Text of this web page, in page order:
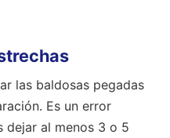
las baldosas pegadas
Es un error
dejar al menos 3 o 5